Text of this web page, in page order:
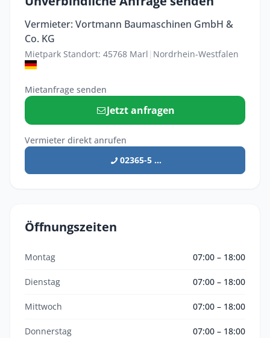
Vermieter: Vortmann Baumaschinen GmbH &
Co. KG
Mietpark Standort: 45768 Marl | Nordrhein-Westfalen
Mietanfrage senden
Jetzt anfragen
Vermieter direkt anrufen
02365-5 ...
Öffnungszeiten
Montag 07:00 – 18:00
Dienstag 07:00 – 18:00
Mittwoch 07:00 – 18:00
Donnerstag 07:00 – 18:00